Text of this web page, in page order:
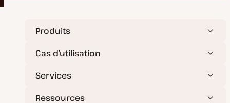
Produits
Cas d’utilisation
Services
Ressources